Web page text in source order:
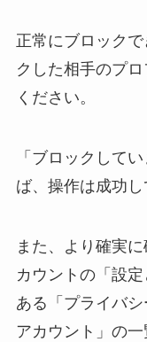
正常にブロック
クした相手のプ
ください。
「ブロックして
ば、操作は成功し
また、より確実
カウントの「設
ある「プライバ
アカウント」の一